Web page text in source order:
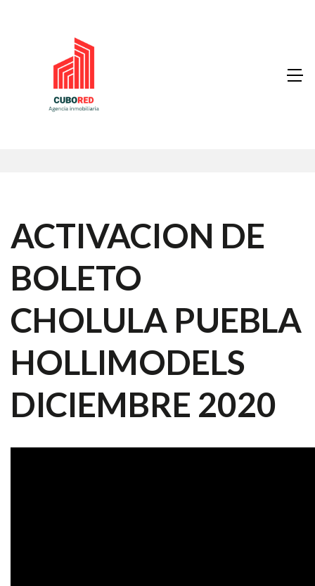
ACTIVACION DE
BOLETO
CHOLULA PUEBLA
HOLLIMODELS
DICIEMBRE 2020